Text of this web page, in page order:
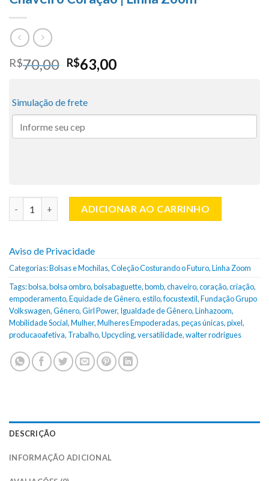
R$70,00 O
preço
era:
R$70,00.
R$63,00O
Simulação de frete
ADICIONAR AO CARRINHO
Aviso de Privacidade
Categorias:Bolsas e Mochilas,Coleção Costurando o Futuro,Linha Zoom
Tags:bolsa,bolsa ombro,bolsabaguette,bomb,chaveiro,coração,criação,
empoderamento,Equidade de Gênero,estilo,focustextil,Fundação Grupo
Volkswagen,Gênero,Girl Power, Igualdade de Gênero,Linhazoom,
Mobilidade Social,Mulher,Mulheres Empoderadas,peças únicas,pixel,
producaoafetiva, Trabalho,Upcycling,versatilidade,walter rodrigues
DESCRIÇÃO
INFORMAÇÃO ADICIONAL